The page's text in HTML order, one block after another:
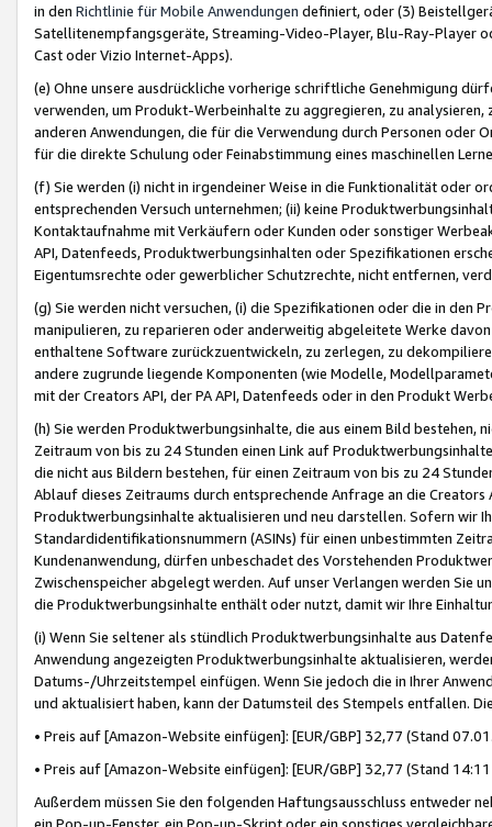
in den Richtlinie für Mobile Anwendungen definiert, oder (3)
Satellitenempfangsgeräte, Streaming-Video-Player, Blu-Ray-Player
Cast oder Vizio Internet-Apps).
(e) Ohne unsere ausdrückliche vorherige schriftliche Genehmigung
verwenden, um Produkt-Werbeinhalte zu aggregieren, zu
anderen Anwendungen, die für die Verwendung durch Personen
für die direkte Schulung oder Feinabstimmung eines maschinellen
(f) Sie werden (i) nicht in irgendeiner Weise in die Funktionalität oder
entsprechenden Versuch unternehmen; (ii) keine
Kontaktaufnahme mit Verkäufern oder Kunden oder sonstiger
API, Datenfeeds, Produktwerbungsinhalten oder Spezifikationen
Eigentumsrechte oder gewerblicher Schutzrechte, nicht entfernen,
(g) Sie werden nicht versuchen, (i) die Spezifikationen oder die in
manipulieren, zu reparieren oder anderweitig abgeleitete Werke
enthaltene Software zurückzuentwickeln, zu zerlegen, zu
andere zugrunde liegende Komponenten (wie Modelle,
mit der Creators API, der PA API, Datenfeeds oder in den Produkt
(h) Sie werden Produktwerbungsinhalte, die aus einem Bild bestehen,
Zeitraum von bis zu 24 Stunden einen Link auf
die nicht aus Bildern bestehen, für einen Zeitraum von bis zu 24
Ablauf dieses Zeitraums durch entsprechende Anfrage an die
Produktwerbungsinhalte aktualisieren und neu darstellen. Sofern wir
Standardidentifikationsnummern (ASINs) für einen unbestimmten
Kundenanwendung, dürfen unbeschadet des Vorstehenden
Zwischenspeicher abgelegt werden. Auf unser Verlangen werden Sie
die Produktwerbungsinhalte enthält oder nutzt, damit wir Ihre
(i) Wenn Sie seltener als stündlich Produktwerbungsinhalte aus
Anwendung angezeigten Produktwerbungsinhalte aktualisieren,
Datums-/Uhrzeitstempel einfügen. Wenn Sie jedoch die in Ihrer
und aktualisiert haben, kann der Datumsteil des Stempels entfallen.
• Preis auf [Amazon-Website einfügen]: [EUR/GBP] 32,77 (Stand
• Preis auf [Amazon-Website einfügen]: [EUR/GBP] 32,77 (Stand
Außerdem müssen Sie den folgenden Haftungsausschluss entweder
ein Pop-up-Fenster, ein Pop-up-Skript oder ein sonstiges